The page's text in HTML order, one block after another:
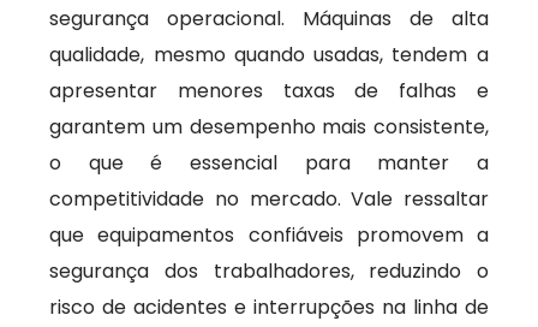
segurança operacional. Máquinas de alta
qualidade, mesmo quando usadas, tendem a
apresentar menores taxas de falhas e
garantem um desempenho mais consistente,
o que é essencial para manter a
competitividade no mercado. Vale ressaltar
que equipamentos confiáveis promovem a
segurança dos trabalhadores, reduzindo o
risco de acidentes e interrupções na linha de